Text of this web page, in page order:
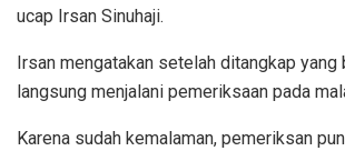
ucap Irsan Sinuhaji.
Irsan mengatakan setelah ditangkap yang
langsung menjalani pemeriksaan pada
Karena sudah kemalaman, pemeriksan